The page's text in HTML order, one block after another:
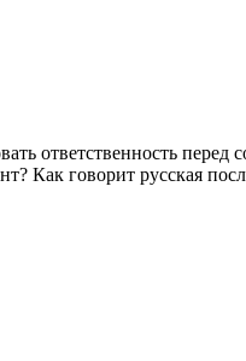
ответственность
Как говорит русская